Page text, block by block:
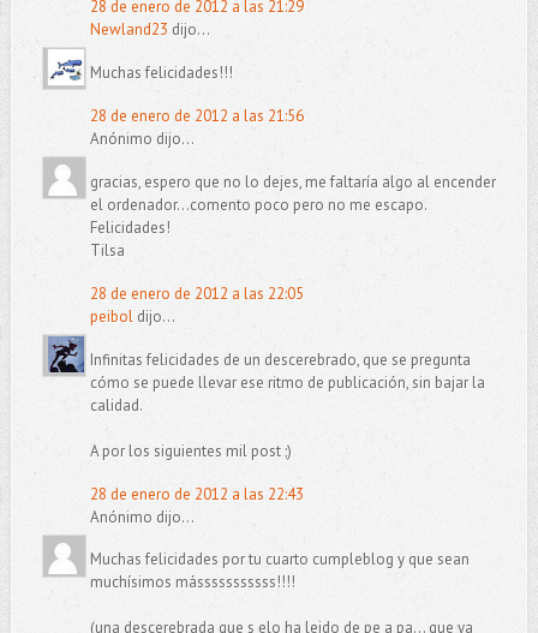
28 de enero de 2012 a las 21:29
Newland23 dijo...
Muchas felicidades!!!
28 de enero de 2012 a las 21:56
Anónimo dijo...
gracias, espero que no lo dejes, me faltaría algo al encender
el ordenador...comento poco pero no me escapo.
Felicidades!
Tilsa
28 de enero de 2012 a las 22:05
peiboldijo...
Infinitas felicidades de un descerebrado, que se pregunta
cómo se puede llevar ese ritmo de publicación, sin bajar la
calidad.
A por los siguientes mil post ;)
28 de enero de 2012 a las 22:43
Anónimo dijo...
Muchas felicidades por tu cuarto cumpleblog y que sean
muchísimos másssssssssss!!!!
(una descerebrada que s elo ha leido de pe a pa... que ya